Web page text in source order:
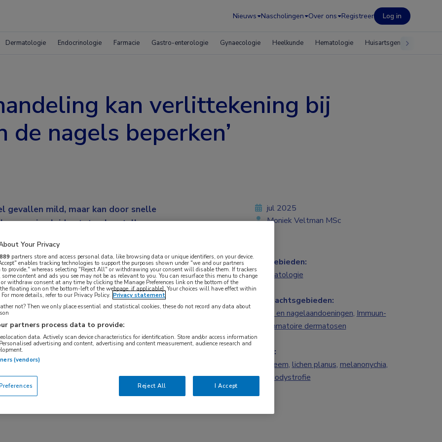
Nieuws Nascholingen Over ons Registreer Log in
Dermatologie Endocrinologie Farmacie Gastro-enterologie Gynaecologie Heelkunde Hematologie Huisartsgeneeskunde
kan verlittekening bij
de nagels beperken’
gevallen mild, maar kan door snelle
leiden tot onherstelbare
om tijdig in te grijpen. Femke Homan,
geeft uitleg aan de hand van
van de nagels bij lichen planus (nagel
LP-gevallen, ontstaan nagelafwijkingen zonder
dat ze af en toe patiënten ziet met nagel LP,
de 1 en 20. Het is volgens haar moeilijk om
van nagel LP en andere nagelaandoeningen.
namelijk pas in een laat stadium voor, terwijl
de diagnose. Bij een pterygium zijn de
elkaar vastgegroeid, wat eruitziet als een v-
figuur 1).
jul 2025
Moniek Veltman MSc
Vakgebieden:
Dermatologie
Aandachtsgebieden:
Haar- en nagelaandoeningen, Immuun-
inflammatoire dermatosen
Tags:
erytheem, lichen planus, melanonychia,
onychodystrofie
Your Privacy
889 partners store and access personal data, like browsing data or unique identifiers, on your device.
enables tracking technologies to support the purposes shown under "we and our partners
to provide," whereas selecting "Reject All" or withdrawing your consent will disable them. If trackers
some content and ads you see may not be as relevant to you. You can resurface this menu to change
or withdraw consent at any time by clicking the Manage Preferences link on the bottom of the
floating icon on the bottom-left of the webpage, if applicable]. Your choices will have effect within
more details, refer to our Privacy Policy. Privacy statement
not? Then we only place essential and statistical cookies, these do not record any data about
partners process data to provide:
data. Actively scan device characteristics for identification. Store and/or access information
advertising and content, advertising and content measurement, audience research and
(vendors)
Reject All I Accept